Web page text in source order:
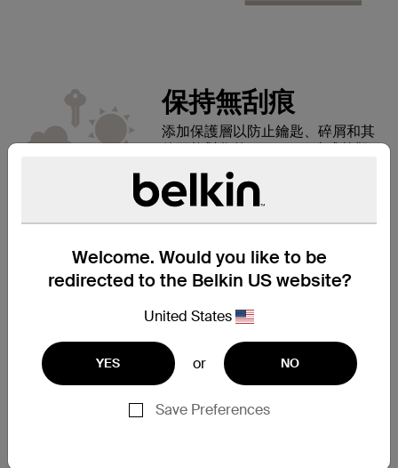
Welcome. Would you like to be
redirected to the Belkin US website?
United States
YES or NO
Save Preferences
保持無刮痕
添加保護層以防止鑰匙、碎屑和其
他可能對您的 iPhone X 造成外觀
損壞的物品。
完美無瑕的設計
可防止損壞屏幕。 將手機屏幕放
下時，略微凸起的邊緣可在屏幕和
表面之間留出空間。
乾淨、現代的風格
錶殼的材質經過精心設計，清晰度